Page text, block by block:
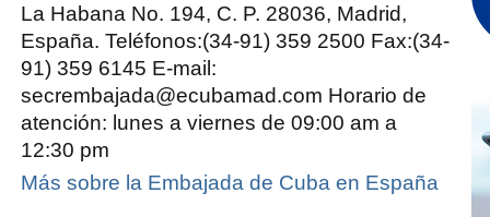
La Habana No. 194, C. P. 28036, Madrid,
España. Teléfonos:(34-91) 359 2500 Fax:(34-
91) 359 6145 E-mail:
secrembajada@ecubamad.com Horario de
atención: lunes a viernes de 09:00 am a
12:30 pm
Más sobre la Embajada de Cuba en España